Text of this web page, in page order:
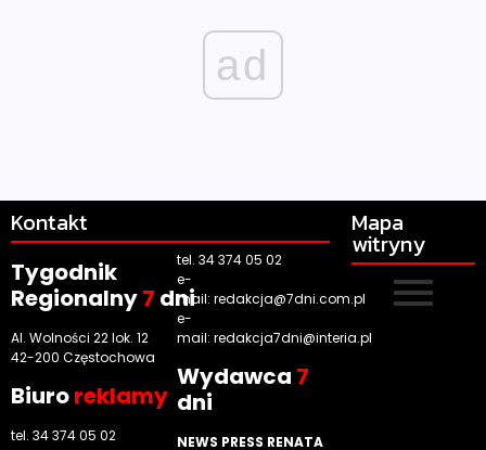
ad
Kontakt
Tygodnik
Regionalny7 dni
Al. Wolności 22 lok. 12
42-200 Częstochowa
Biuroreklamy
tel. 34 374 05 02
tel. 34 374 05 02
e-
mail: redakcja@7dni.com.pl
e-
mail: redakcja7dni@interia.pl
Wydawca 7
dni
NEWS PRESS RENATA
Mapa
witryny